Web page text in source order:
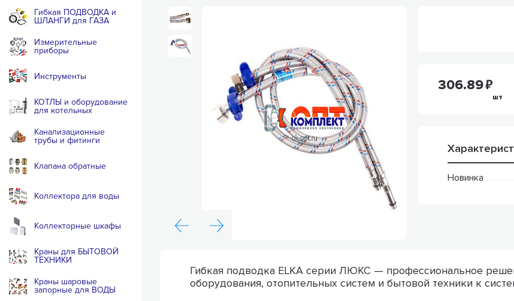
Гибкая ПОДВОДКА и
ШЛАНГИ для ГАЗА
Измерительные
приборы
Инструменты
КОТЛЫ и оборудование
для котельных
Канализационные
трубы и фитинги
Клапана обратные
Коллектора для воды
Коллекторные шкафы
Краны для БЫТОВОЙ
ТЕХНИКИ
Краны шаровые
запорные для ВОДЫ
306.89
шт
Новинка
Гибкая подводка ELKA серии ЛЮКС — профессиональное
оборудования, отопительных систем и бытовой техники к